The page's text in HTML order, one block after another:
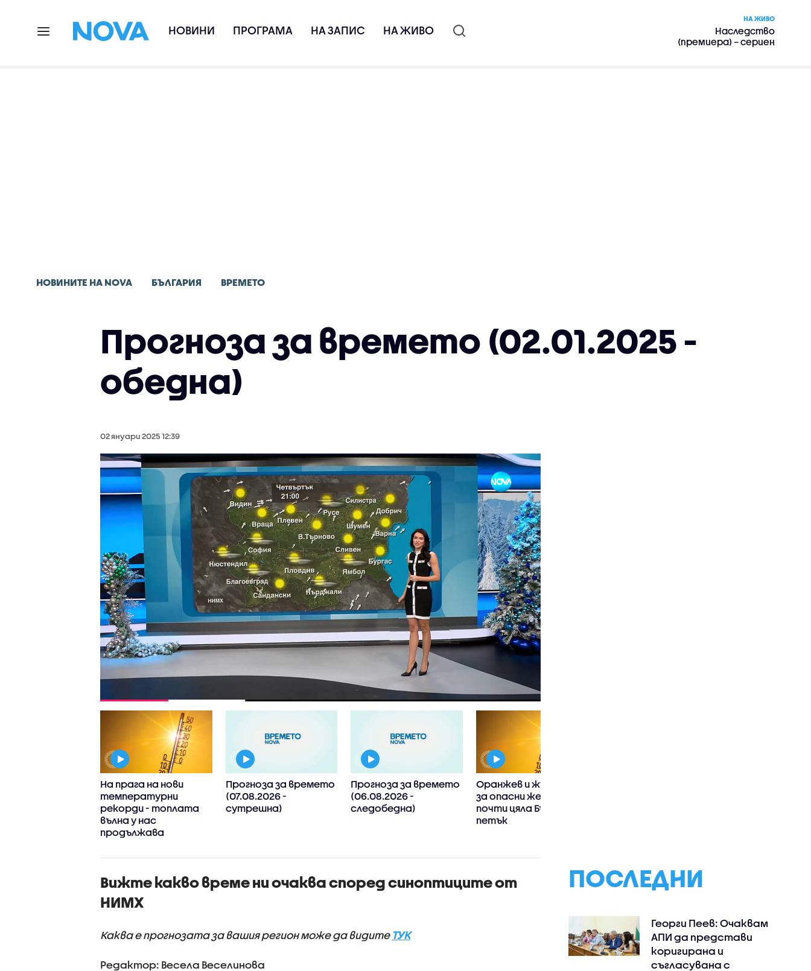
НОВИНИ ПРОГРАМА НА ЗАПИС НА ЖИВО
НА ЖИВО
Наследство
(премиера) – сериен
НОВИНИТЕ НА NOVA БЪЛГАРИЯ ВРЕМЕТО
Прогноза за времето (02.01.2025 -
обедна)
02 януари 2025 12:39
На прага на нови
температурни
рекорди - топлата
вълна у нас
продължава
Прогноза за времето
(07.08.2026 -
сутрешна)
Прогноза за времето
(06.08.2026 -
следобедна)
Оранжев и жълт код
за опасни жеги за
почти цяла България в
петък
Вижте какво време ни очаква според синоптиците от
НИМХ
Каква е прогнозата за вашия регион може да видите ТУК
Редактор: Весела Веселинова
ПОСЛЕДНИ
Георги Пеев: Очаквам
АПИ да представи
коригирана и
съгласувана с